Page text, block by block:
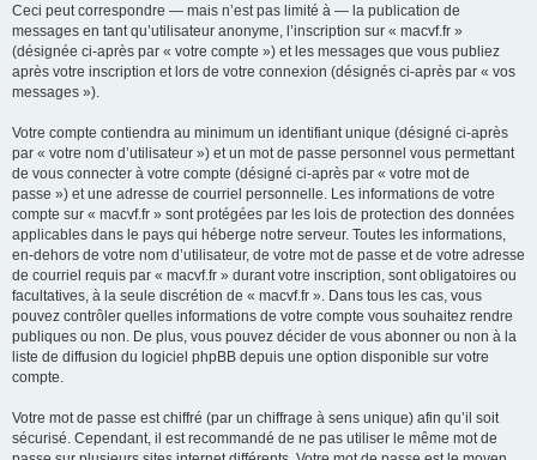
Ceci peut correspondre — mais n’est pas limité à — la publication de
messages en tant qu’utilisateur anonyme, l’inscription sur « macvf.fr »
(désignée ci-après par « votre compte ») et les messages que vous publiez
après votre inscription et lors de votre connexion (désignés ci-après par « vos
messages »).
Votre compte contiendra au minimum un identifiant unique (désigné ci-après
par « votre nom d’utilisateur ») et un mot de passe personnel vous permettant
de vous connecter à votre compte (désigné ci-après par « votre mot de
passe ») et une adresse de courriel personnelle. Les informations de votre
compte sur « macvf.fr » sont protégées par les lois de protection des données
applicables dans le pays qui héberge notre serveur. Toutes les informations,
en-dehors de votre nom d’utilisateur, de votre mot de passe et de votre adresse
de courriel requis par « macvf.fr » durant votre inscription, sont obligatoires ou
facultatives, à la seule discrétion de « macvf.fr ». Dans tous les cas, vous
pouvez contrôler quelles informations de votre compte vous souhaitez rendre
publiques ou non. De plus, vous pouvez décider de vous abonner ou non à la
liste de diffusion du logiciel phpBB depuis une option disponible sur votre
compte.
Votre mot de passe est chiffré (par un chiffrage à sens unique) afin qu’il soit
sécurisé. Cependant, il est recommandé de ne pas utiliser le même mot de